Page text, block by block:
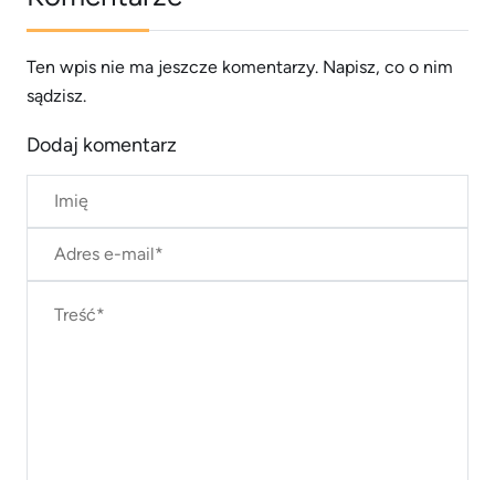
Ten wpis nie ma jeszcze komentarzy. Napisz, co o nim
sądzisz.
Dodaj komentarz